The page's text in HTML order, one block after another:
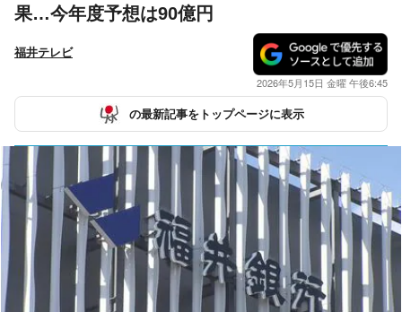
果…今年度予想は90億円
福井テレビ
2026年5月15日 金曜 午後6:45
の最新記事をトップページに表示